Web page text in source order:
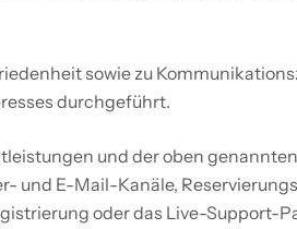
sowie zu
durchgeführt.
und der oben
und E-Mail-Kanäle,
oder das Live-Support-